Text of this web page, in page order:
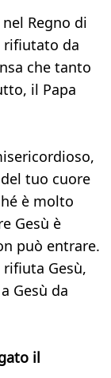
Regno di
rifiutato da
che tanto
il Papa
tuo cuore
è molto
Gesù è
può entrare.
Gesù,
Gesù da
il